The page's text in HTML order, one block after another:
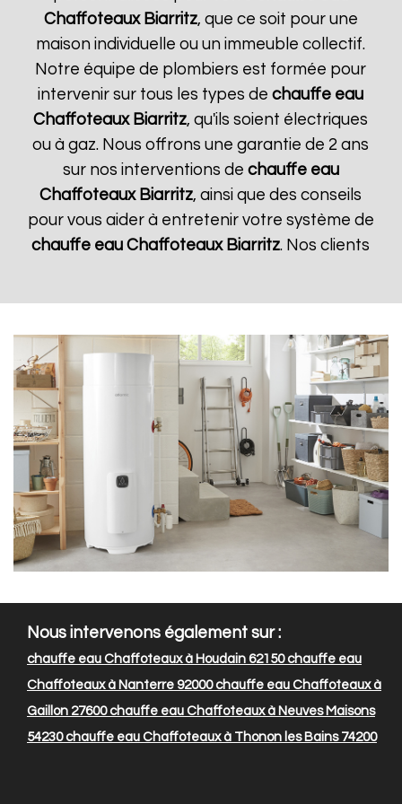
Chaffoteaux Biarritz, que ce soit pour une
maison individuelle ou un immeuble collectif.
Notre équipe de plombiers est formée pour
intervenir sur tous les types dechauffe eau
Chaffoteaux Biarritz, qu'ils soient électriques
ou à gaz. Nous offrons une garantie de 2 ans
sur nos interventions de chauffe eau
Chaffoteaux Biarritz, ainsi que des conseils
pour vous aider à entretenir votre système de
chauffe eau Chaffoteaux Biarritz. Nos clients
Nous intervenons également sur :
chauffe eau Chaffoteaux à Houdain 62150chauffe eau
Chaffoteaux à Nanterre 92000chauffe eau Chaffoteaux à
Gaillon 27600chauffe eau Chaffoteaux à Neuves Maisons
54230chauffe eau Chaffoteaux à Thonon les Bains 74200